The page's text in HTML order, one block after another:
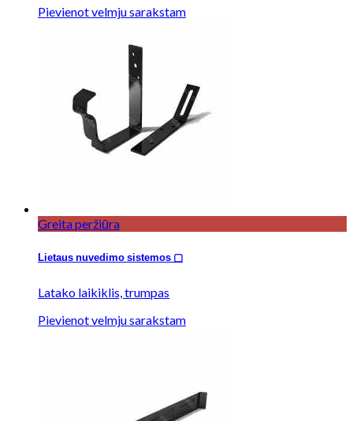
Pievienot velmju sarakstam
Greita peržiūra
Lietaus nuvedimo sistemos ▢
Latako laikiklis, trumpas
Pievienot velmju sarakstam